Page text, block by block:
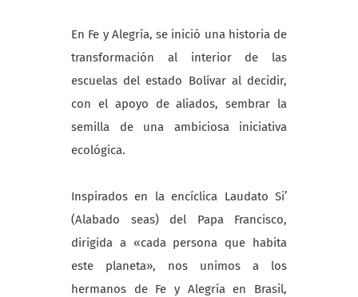
En Fe y Alegría, se inició una historia de
transformación al interior de las
escuelas del estado Bolívar al decidir,
con el apoyo de aliados, sembrar la
semilla de una ambiciosa iniciativa
ecológica.
Inspirados en la encíclica Laudato Si’
(Alabado seas) del Papa Francisco,
dirigida a «cada persona que habita
este planeta», nos unimos a los
hermanos de Fe y Alegría en Brasil,